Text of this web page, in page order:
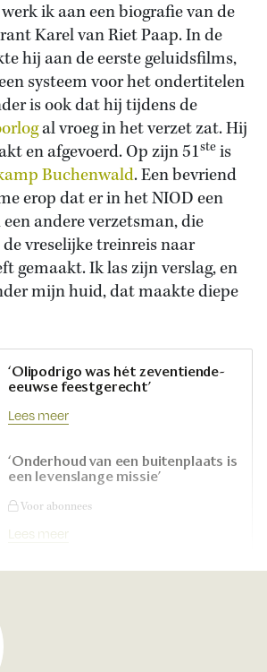
ik aan een biografie van de
Karel van Riet Paap. In de
hij aan de eerste geluidsfilms,
systeem voor het ondertitelen
is ook dat hij tijdens de
al vroeg in het verzet zat. Hij
en afgevoerd. Op zijn 51ste is
Buchenwald. Een bevriend
erop dat er in het NIOD een
andere verzetsman, die
vreselijke treinreis naar
gemaakt. Ik las zijn verslag, en
mijn huid, dat maakte diepe
‘Olipodrigo was hét zeventiende-
eeuwse feestgerecht’
Lees meer
‘Onderhoud van een buitenplaats is
een levenslange missie’
Voor abonnees
Lees meer